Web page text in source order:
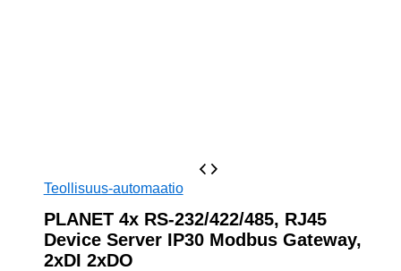
Teollisuus-automaatio
PLANET 4x RS-232/422/485, RJ45
Device Server IP30 Modbus Gateway,
2xDI 2xDO